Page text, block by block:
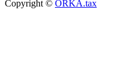
Copyright © ORKA.tax